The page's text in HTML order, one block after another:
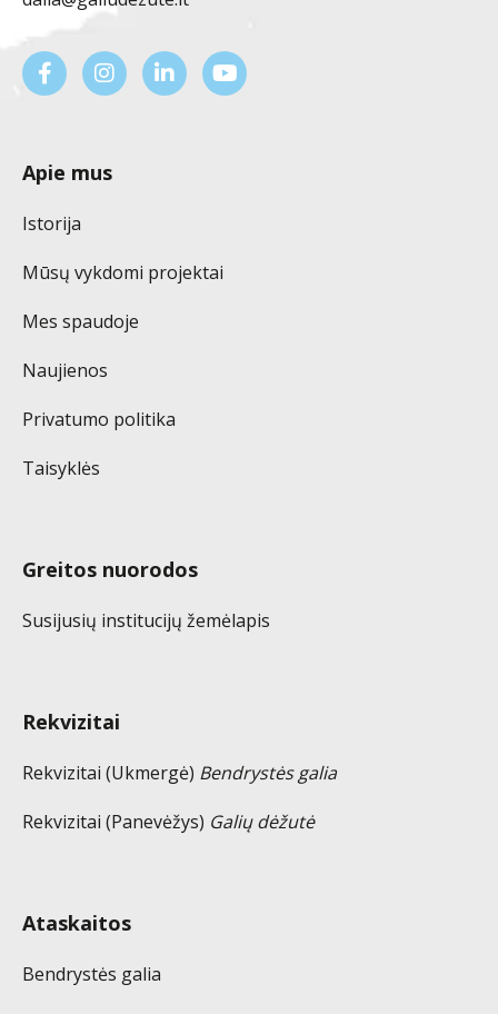
Apie mus
Istorija
Mūsų vykdomi projektai
Mes spaudoje
Naujienos
Privatumo politika
Taisyklės
Greitos nuorodos
Susijusių institucijų žemėlapis
Rekvizitai
Rekvizitai (Ukmergė) Bendrystės galia
Rekvizitai (Panevėžys) Galių dėžutė
Ataskaitos
Bendrystės galia